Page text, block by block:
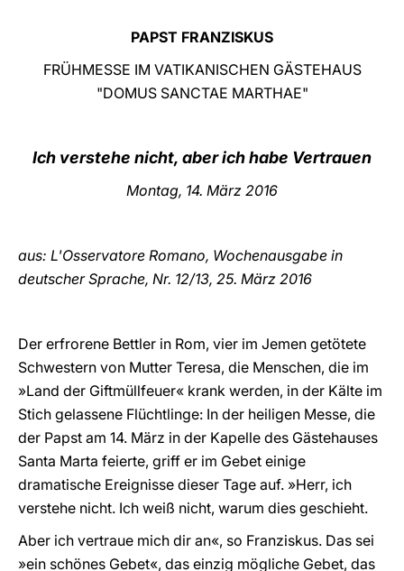
中文
LATINE
PAPST FRANZISKUS
FRÜHMESSE IM VATIKANISCHEN GÄSTEHAUS
"DOMUS SANCTAE MARTHAE"
Ich verstehe nicht, aber ich habe Vertrauen
Montag, 14. März 2016
aus: L'Osservatore Romano, Wochenausgabe in
deutscher Sprache, Nr. 12/13, 25. März 2016
Der erfrorene Bettler in Rom, vier im Jemen getötete
Schwestern von Mutter Teresa, die Menschen, die im
»Land der Giftmüllfeuer« krank werden, in der Kälte im
Stich gelassene Flüchtlinge: In der heiligen Messe, die
der Papst am 14. März in der Kapelle des Gästehauses
Santa Marta feierte, griff er im Gebet einige
dramatische Ereignisse dieser Tage auf. »Herr, ich
verstehe nicht. Ich weiß nicht, warum dies geschieht.
Aber ich vertraue mich dir an«, so Franziskus. Das sei
»ein schönes Gebet«, das einzig mögliche Gebet, das